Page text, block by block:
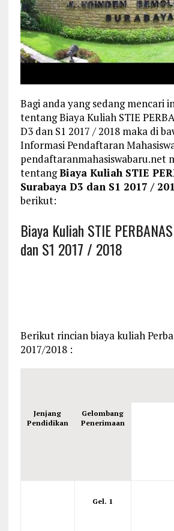
Bagi anda yang sedang mencari
tentang Biaya Kuliah STIE
D3 dan S1 2017 / 2018 maka di
Informasi Pendaftaran
pendaftaranmahasiswabaru.net
tentangBiaya Kuliah STIE
Surabaya D3 dan S1 2017 /
berikut:
Biaya Kuliah STIE
dan S1 2017 / 2018
Berikut rincian biaya kuliah
2017/2018 :
Jenjang
Pendidikan
Gelombang
Penerimaan
Gel. 1